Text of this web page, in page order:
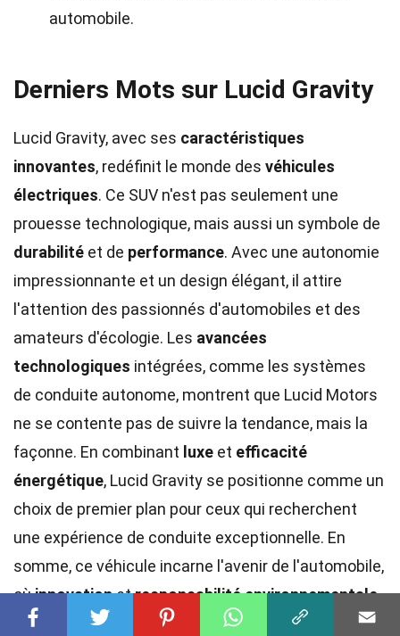
automobile.
Derniers Mots sur Lucid Gravity
Lucid Gravity, avec ses caractéristiques
innovantes, redéfinit le monde des véhicules
électriques. Ce SUV n'est pas seulement une
prouesse technologique, mais aussi un symbole de
durabilité et de performance. Avec une autonomie
impressionnante et un design élégant, il attire
l'attention des passionnés d'automobiles et des
amateurs d'écologie. Les avancées
technologiques intégrées, comme les systèmes
de conduite autonome, montrent que Lucid Motors
ne se contente pas de suivre la tendance, mais la
façonne. En combinant luxe et efficacité
énergétique, Lucid Gravity se positionne comme un
choix de premier plan pour ceux qui recherchent
une expérience de conduite exceptionnelle. En
somme, ce véhicule incarne l'avenir de l'automobile,
oùinnovationetresponsabilité environnementale
vont de pair. Pour ceux qui envisagent un avenir plus